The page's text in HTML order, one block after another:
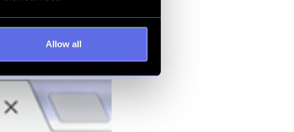
Allow all
eller